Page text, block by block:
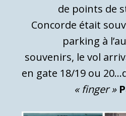
de points de
Concorde était
parking à
souvenirs, le vol
en gate 18/19 ou
« finger »